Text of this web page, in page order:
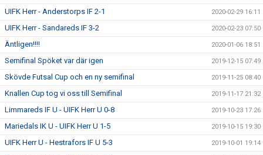
UIFK Herr - Anderstorps IF 2-1 2020-02-29 16:11
UIFK Herr - Sandareds IF 3-2 2020-02-23 07:50
Äntligen!!!! 2020-01-06 18:51
Semifinal Spöket var där igen 2019-12-15 07:49
Skövde Futsal Cup och en ny semifinal 2019-11-25 08:40
Knallen Cup tog vi oss till Semifinal 2019-11-17 21:32
Limmareds IF U - UIFK Herr U 0-8 2019-10-23 17:26
Mariedals IK U - UIFK Herr U 1-5 2019-10-15 19:30
UIFK Herr U - Hestrafors IF U 5-3 2019-10-01 19:14